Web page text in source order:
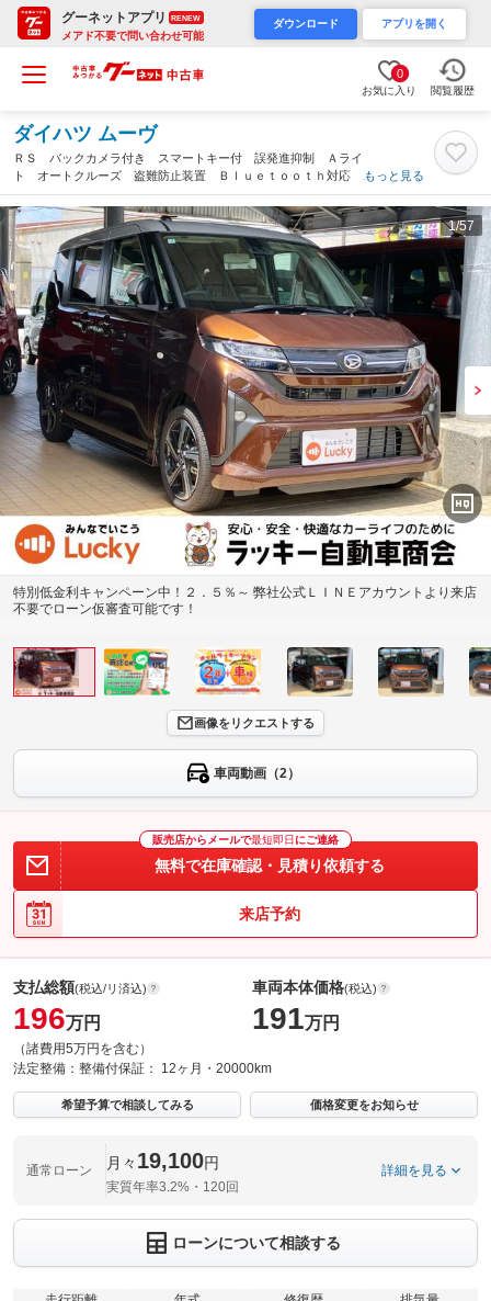
グーネットアプリ RENEW
メアド不要で問い合わせ可能
ダウンロード アプリを開く
0
お気に入り 閲覧履歴
ダイハツ ムーヴ
ＲＳ バックカメラ付き スマートキー付 誤発進抑制 Ａライ
ト オートクルーズ 盗難防止装置 Ｂｌｕｅｔｏｏｔｈ対応 電
格ミラー レーンキープ 禁煙 両側オートスライドドア フルフ
ラット コーナーセンサー（沖縄県）
もっと見る
1/57
特別低金利キャンペーン中！２．５％～ 弊社公式ＬＩＮＥアカウントより来店
不要でローン仮審査可能です！
画像をリクエストする
車両動画（2）
販売店からメールで最短即日 にご連絡
無料で在庫確認・見積り依頼する
来店予約
支払総額(税込/リ済込)
196万円
（諸費用5万円を含む）
車両本体価格(税込)
191万円
法定整備： 整備付保証： 12ヶ月・20000km
希望予算で相談してみる 価格変更をお知らせ
通常ローン 月々 19,100円
実質年率3.2%・120回
詳細を見る
ローンについて相談する